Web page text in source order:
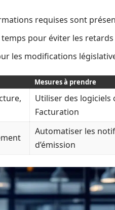
requises sont
pour éviter les
les modifications
Mesures à prendre
Utiliser des logiciels
Facturation
Automatiser les
d’émission